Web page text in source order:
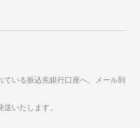
いる振込先銀行口座へ、メール到
いたします。